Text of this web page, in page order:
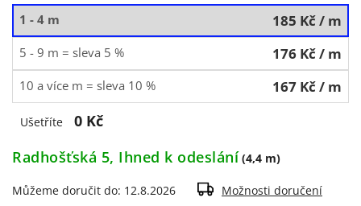
1 - 4 m 185 Kč/ m
5 - 9 m = sleva 5 % 176 Kč/ m
10 a více m = sleva 10 % 167 Kč/ m
Ušetříte
0 Kč
Radhošťská 5, Ihned k odeslání (4,4 m)
Můžeme doručit do: 12.8.2026 Možnosti doručení